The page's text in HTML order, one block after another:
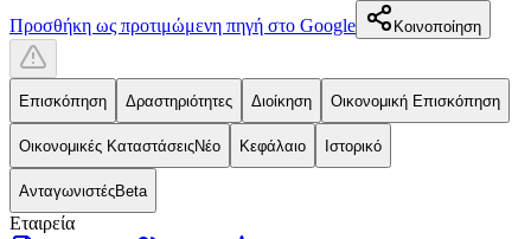
Προσθήκη ως προτιμώμενη πηγή στο Google Κοινοποίηση
Επισκόπηση Δραστηριότητες Διοίκηση Οικονομική Επισκόπηση
Οικονομικές ΚαταστάσειςΝέο Κεφάλαιο Ιστορικό
ΑνταγωνιστέςBeta
Εταιρεία